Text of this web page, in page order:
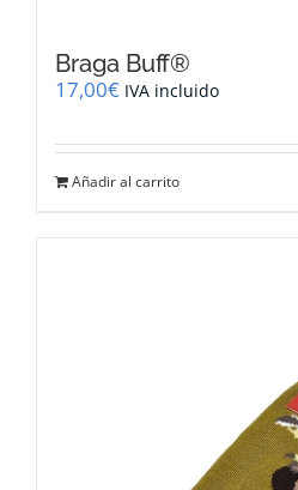
Braga Buff®
17,00€ IVA incluido
Añadir al carrito